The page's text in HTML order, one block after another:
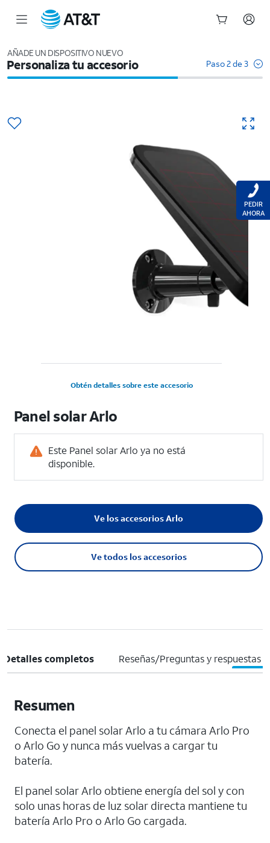
AÑADE UN DISPOSITIVO NUEVO
Personaliza tu accesorio Paso 2 de 3
Obtén detalles sobre este accesorio
Panel solar Arlo
Este Panel solar Arlo ya no está
disponible.
Ve todos los accesorios
Ve los accesorios Arlo
Detalles completos Reseñas/Preguntas y respuestas
Resumen
Conecta el panel solar Arlo a tu cámara Arlo Pro
o Arlo Go y nunca más vuelvas a cargar tu
batería.
El panel solar Arlo obtiene energía del sol y con
solo unas horas de luz solar directa mantiene tu
batería Arlo Pro o Arlo Go cargada.
PEDIR
AHORA